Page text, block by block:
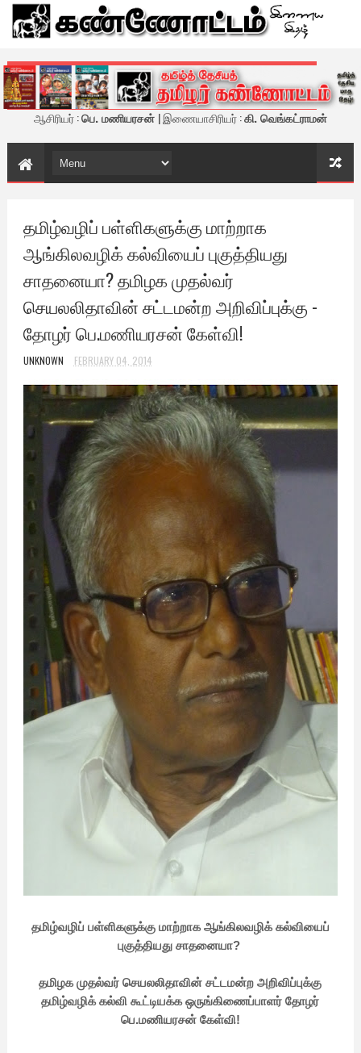
கண்ணோட்டம் - இணைய இதழ்
ஆசிரியர் :பெ. மணியரசன் | இணையாசிரியர் :கி. வெங்கட்ராமன்
தமிழ்வழிப் பள்ளிகளுக்கு மாற்றாக
ஆங்கிலவழிக் கல்வியைப் புகுத்தியது
சாதனையா? தமிழக முதல்வர்
செயலலிதாவின் சட்டமன்ற அறிவிப்புக்கு -
தோழர் பெ.மணியரசன் கேள்வி!
UNKNOWN FEBRUARY 04, 2014
தமிழ்வழிப் பள்ளிகளுக்கு மாற்றாக ஆங்கிலவழிக் கல்வியைப்
புகுத்தியது சாதனையா?
தமிழக முதல்வர் செயலலிதாவின் சட்டமன்ற அறிவிப்புக்கு
தமிழ்வழிக் கல்வி கூட்டியக்க ஒருங்கிணைப்பாளர் தோழர்
பெ.மணியரசன் கேள்வி!